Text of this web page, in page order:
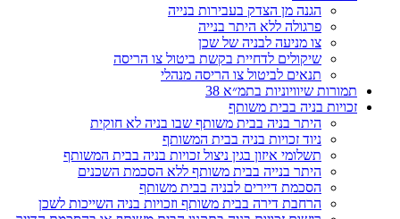
הגנה מן הצדק בעבירות בנייה
פרגולה ללא היתר בנייה
צו מניעה לבניה של שכן
שיקולים לדחיית בקשת ביטול צו הריסה
תנאים לביטול צו הריסה מנהלי
תמורות שיוויוניות בתמ״א 38
זכויות בניה בבית משותף
היתר בניה בבית משותף שבו בניה לא חוקית
ניוד זכויות בניה בבית המשותף
תשלומי איזון בגין ניצול זכויות בניה בבית המשותף
היתר בנייה בבית משותף ללא הסכמת השכנים
הסכמת דיירים לבניה בבית משותף
הרחבת דירה בבית משותף וזכויות בניה השייכות לשכן